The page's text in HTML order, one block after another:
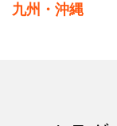
九州・沖縄